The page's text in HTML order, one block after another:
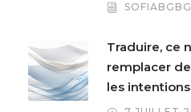
SOFIABGBG
Traduire, ce
remplacer
les intentions